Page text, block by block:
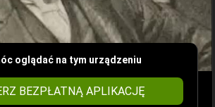
oglądać na tym urządzeniu
BEZPŁATNĄ APLIKACJĘ